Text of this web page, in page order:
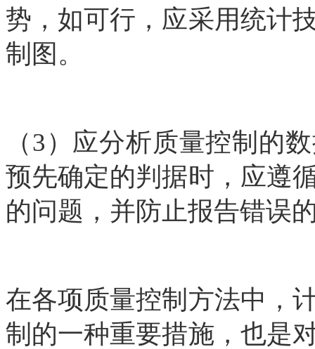
势，如可行，应采用统计
制图。
（3）应分析质量控制的
预先确定的判据时，应遵
的问题，并防止报告错误
在各项质量控制方法中，
制的一种重要措施，也是